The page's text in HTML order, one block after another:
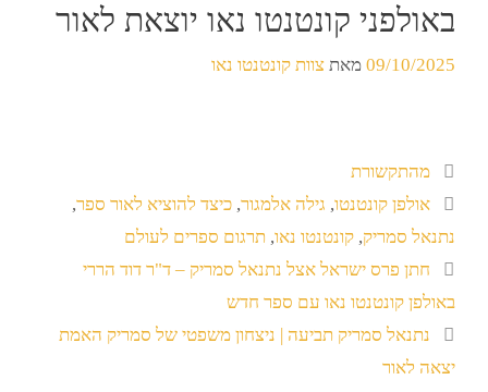
באולפני קונטנטו נאו יוצאת לאור
09/10/2025 מאת צוות קונטנטו נאו
מהתקשורת
אולפן קונטנטו, גילה אלמגור,כיצד להוציא לאור ספר,
נתנאל סמריק, קונטנטו נאו, תרגום ספרים לעולם
חתן פרס ישראל אצל נתנאל סמריק – ד"ר דוד הררי
באולפן קונטנטו נאו עם ספר חדש
נתנאל סמריק תביעה | ניצחון משפטי של סמריק האמת
יצאה לאור